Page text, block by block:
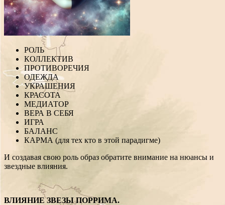
РОЛЬ
КОЛЛЕКТИВ
ПРОТИВОРЕЧИЯ
ОДЕЖДА
УКРАШЕНИЯ
КРАСОТА
МЕДИАТОР
ВЕРА В СЕБЯ
ИГРА
БАЛАНС
КАРМА (для тех кто в этой парадигме)
И создавая свою роль образ обратите внимание на нюансы и
звездные влияния.
ВЛИЯНИЕ ЗВЕЗЫ ПОРРИМА.